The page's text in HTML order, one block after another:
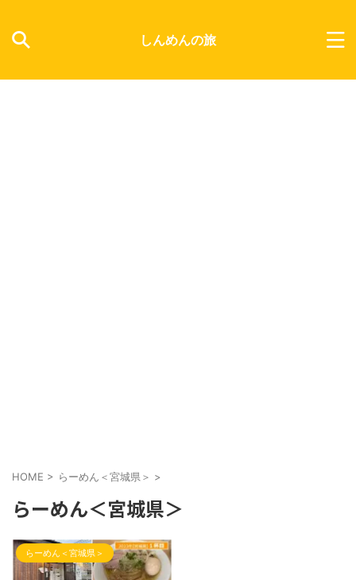
しんめんの旅
HOME > らーめん＜宮城県＞ >
らーめん＜宮城県＞
らーめん＜宮城県＞